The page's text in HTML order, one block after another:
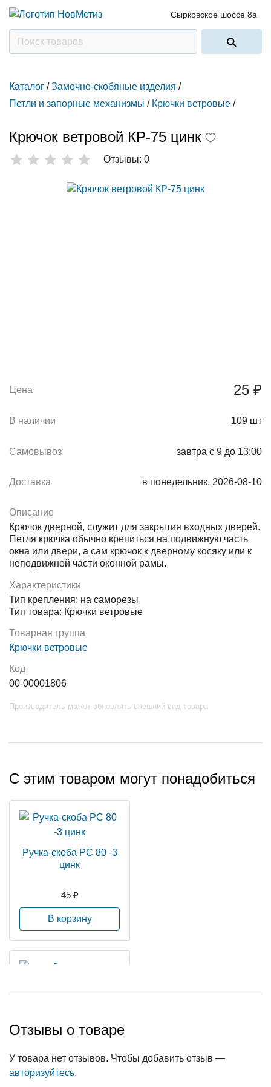
Сырковское шоссе 8а
Каталог / Замочно-скобяные изделия /
Петли и запорные механизмы / Крючки ветровые /
Крючок ветровой КР-75 цинк
Отзывы: 0
Цена 25 ₽
В наличии 109 шт
Самовывоз завтра с 9 до 13:00
Доставка в понедельник, 2026-08-10
Описание
Крючок дверной, служит для закрытия входных дверей.
Петля крючка обычно крепиться на подвижную часть
окна или двери, а сам крючок к дверному косяку или к
неподвижной части оконной рамы.
Характеристики
Тип крепления: на саморезы
Тип товара: Крючки ветровые
Товарная группа
Крючки ветровые
Код
00-00001806
Производитель может обновлять внешний вид товара
С этим товаром могут понадобиться
Ручка-скоба РС 80 -3
цинк
45 ₽
В корзину
ЗТ (с ц.дв)цинк
39 ₽
Отзывы о товаре
У товара нет отзывов. Чтобы добавить отзыв —
авторизуйтесь.